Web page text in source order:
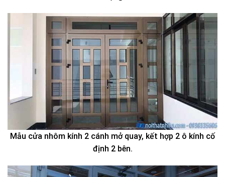
Mẫu cửa nhôm kính 2 cánh mở quay, kết hợp 2 ô kính cố
định 2 bên.